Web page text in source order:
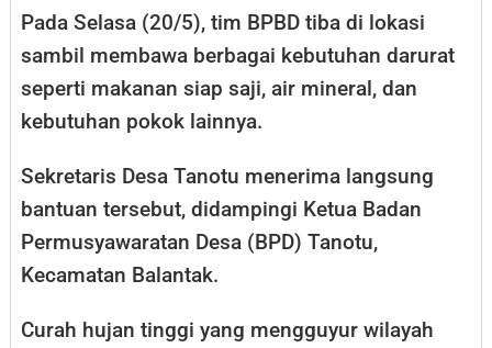
Pada Selasa (20/5), tim BPBD tiba di lokasi
sambil membawa berbagai kebutuhan darurat
seperti makanan siap saji, air mineral, dan
kebutuhan pokok lainnya.
Sekretaris Desa Tanotu menerima langsung
bantuan tersebut, didampingi Ketua Badan
Permusyawaratan Desa (BPD) Tanotu,
Kecamatan Balantak.
Curah hujan tinggi yang mengguyur wilayah